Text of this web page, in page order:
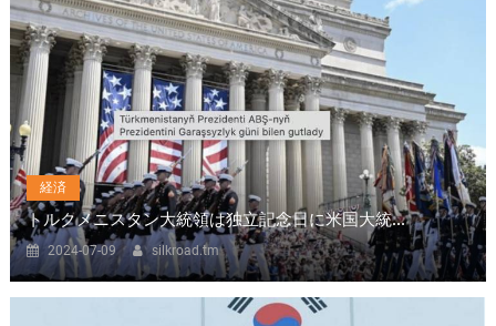
経済
トルクメニスタン大統領は独立記念日に米国大統...
2024-07-09 silkroad.tm